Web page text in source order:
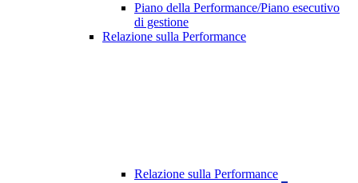
Piano della Performance/Piano esecutivo
di gestione
Relazione sulla Performance
Relazione sulla Performance